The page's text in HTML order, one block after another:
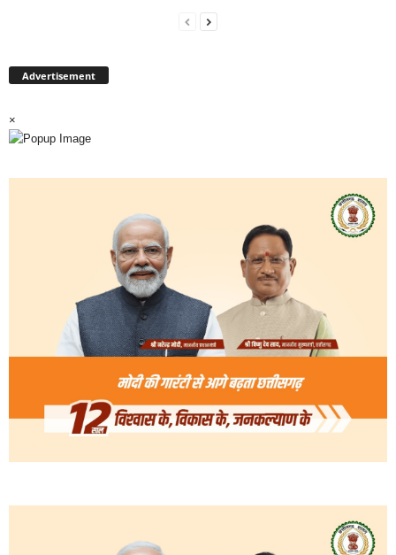
Advertisement
×